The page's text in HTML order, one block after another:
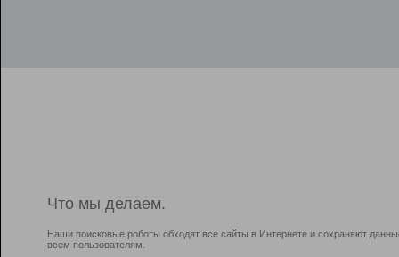
Что мы делаем.
Наши поисковые роботы обходят все сайты в Интернете и сохраняют
всем пользователям.